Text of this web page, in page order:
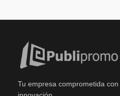
Tu empresa comprometida